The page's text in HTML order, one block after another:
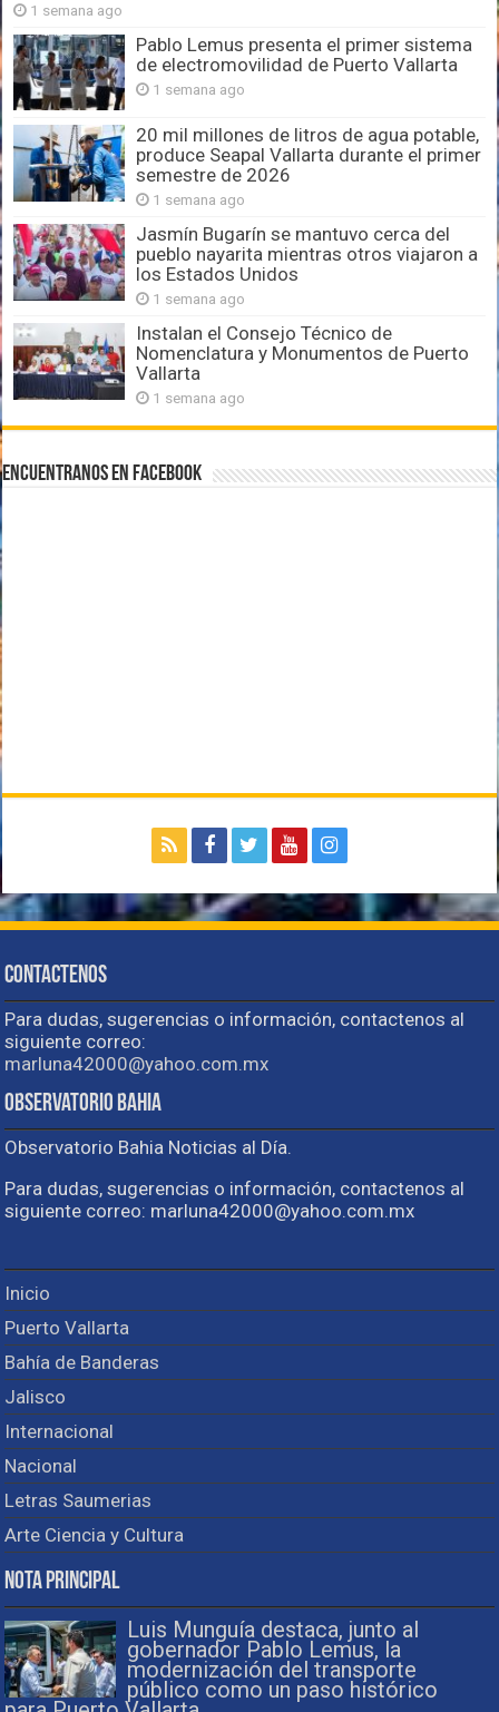
1 semana ago
Pablo Lemus presenta el primer sistema
de electromovilidad de Puerto Vallarta
1 semana ago
20 mil millones de litros de agua potable,
produce Seapal Vallarta durante el primer
semestre de 2026
1 semana ago
Jasmín Bugarín se mantuvo cerca del
pueblo nayarita mientras otros viajaron a
los Estados Unidos
1 semana ago
Instalan el Consejo Técnico de
Nomenclatura y Monumentos de Puerto
Vallarta
1 semana ago
Encuentranos en Facebook
Contactenos
Para dudas, sugerencias o información, contactenos al
siguiente correo:
marluna42000@yahoo.com.mx
Observatorio Bahia
Observatorio Bahia Noticias al Día.
Para dudas, sugerencias o información, contactenos al
siguiente correo: marluna42000@yahoo.com.mx
Inicio
Puerto Vallarta
Bahía de Banderas
Jalisco
Internacional
Nacional
Letras Saumerias
Arte Ciencia y Cultura
Nota Principal
Luis Munguía destaca, junto al
gobernador Pablo Lemus, la
modernización del transporte
público como un paso histórico